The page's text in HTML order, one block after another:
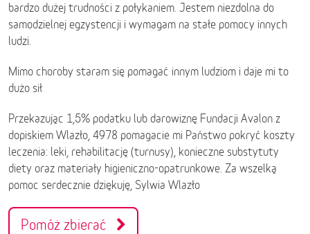
bardzo dużej trudności z połykaniem. Jestem niezdolna do
samodzielnej egzystencji i wymagam na stałe pomocy innych
ludzi.
Mimo choroby staram się pomagać innym ludziom i daje mi to
dużo sił
Przekazując 1,5% podatku lub darowiznę Fundacji Avalon z
dopiskiem Wlazło, 4978 pomagacie mi Państwo pokryć koszty
leczenia: leki, rehabilitację (turnusy), konieczne substytuty
diety oraz materiały higieniczno-opatrunkowe. Za wszelką
pomoc serdecznie dziękuję, Sylwia Wlazło
Pomóż zbierać